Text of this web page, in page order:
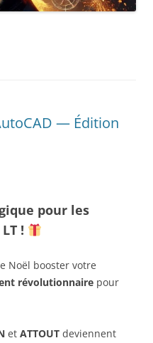
— Édition
pour les
!
Noël booster votre
révolutionnaire pour
et ATTOUT deviennent